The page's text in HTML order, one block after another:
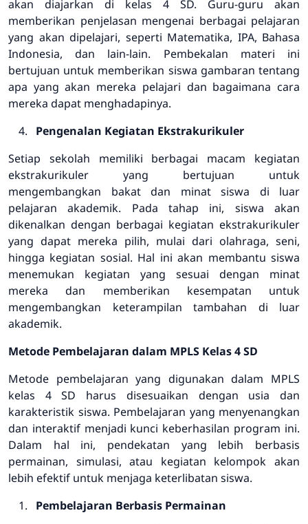
akan diajarkan di kelas 4 SD. Guru-guru akan
memberikan penjelasan mengenai berbagai pelajaran
yang akan dipelajari, seperti Matematika, IPA, Bahasa
Indonesia, dan lain-lain. Pembekalan materi ini
bertujuan untuk memberikan siswa gambaran tentang
apa yang akan mereka pelajari dan bagaimana cara
mereka dapat menghadapinya.
Pengenalan Kegiatan Ekstrakurikuler
Setiap sekolah memiliki berbagai macam kegiatan
ekstrakurikuler yang bertujuan untuk
mengembangkan bakat dan minat siswa di luar
pelajaran akademik. Pada tahap ini, siswa akan
dikenalkan dengan berbagai kegiatan ekstrakurikuler
yang dapat mereka pilih, mulai dari olahraga, seni,
hingga kegiatan sosial. Hal ini akan membantu siswa
menemukan kegiatan yang sesuai dengan minat
mereka dan memberikan kesempatan untuk
mengembangkan keterampilan tambahan di luar
akademik.
Metode Pembelajaran dalam MPLS Kelas 4 SD
Metode pembelajaran yang digunakan dalam MPLS
kelas 4 SD harus disesuaikan dengan usia dan
karakteristik siswa. Pembelajaran yang menyenangkan
dan interaktif menjadi kunci keberhasilan program ini.
Dalam hal ini, pendekatan yang lebih berbasis
permainan, simulasi, atau kegiatan kelompok akan
lebih efektif untuk menjaga keterlibatan siswa.
Pembelajaran Berbasis Permainan